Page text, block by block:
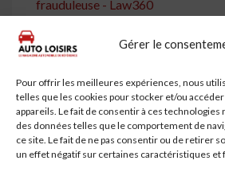
Gérer le
Pour offrir les meilleures expériences, nous
telles que les cookies pour stocker et/ou
appareils. Le fait de consentir à ces
des données telles que le comportement de
ce site. Le fait de ne pas consentir ou de retirer
un effet négatif sur certaines caractéristiques et
frauduleuse - Law360
que les véhicules diesel en
Mélange des échanges
les données de vente de
baisse de 2,51% - CNBCTV18